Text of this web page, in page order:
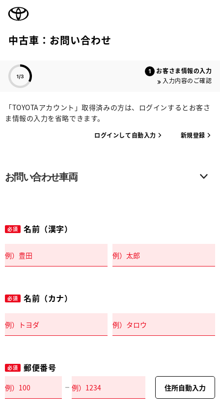
中古車：お問い合わせ
お客さま情報の入力
入力内容のご確認
「TOYOTAアカウント」取得済みの方は、ログインするとお客さ
ま情報の入力を省略できます。
ログインして自動入力 新規登録
お問い合わせ車両
必須 名前（漢字）
必須 名前（カナ）
必須 郵便番号
住所自動入力